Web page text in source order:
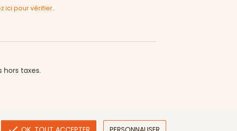
ici pour vérifier.
hors taxes.